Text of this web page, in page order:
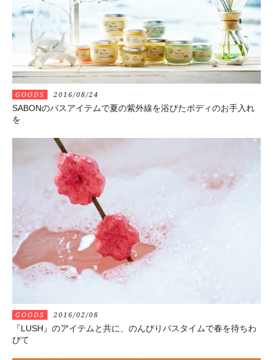
GOODS 2016/08/24
SABONのバスアイテムで夏の紫外線を浴びたボディのお手入れ
を
GOODS 2016/02/08
『LUSH』のアイテムと共に、のんびりバスタイムで春を待ちわ
びて